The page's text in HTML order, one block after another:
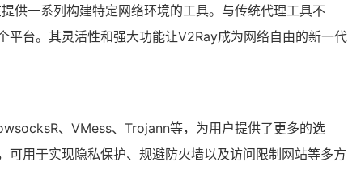
供一系列构建特定网络环境的工具。与传统代理工具不
平台。其灵活性和强大功能让V2Ray成为网络自由的新一代
、VMess、Trojann等，为用户提供了更多的选
用于实现隐私保护、规避防火墙以及访问限制网站等多方